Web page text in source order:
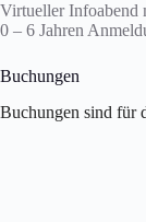
Virtueller Infoabend
0 – 6 Jahren
Buchungen
Buchungen sind für